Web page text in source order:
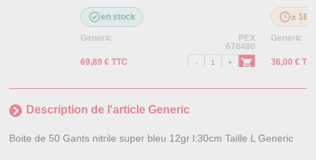
en stock
Generic
PEX
678480
69,89 € TTC
± 16
Generic
36,00 €
Description de l'article Generic
Boite de 50 Gants nitrile super bleu 12gr l:30cm Taille L Generic